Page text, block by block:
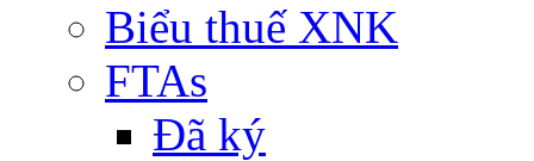
Biểu thuế XNK
FTAs
Đã ký